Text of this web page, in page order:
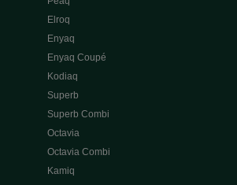
Elroq
Enyaq
Enyaq Coupé
Kodiaq
Superb
Superb Combi
Octavia
Octavia Combi
Kamiq